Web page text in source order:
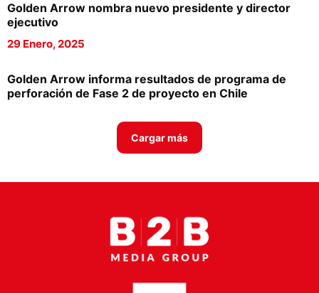
Designaciones
Calendario de Eventos
Revistas Digital
Siguenos
Golden Arrow nombra nuevo presidente y director
ejecutivo
29 Enero, 2025
Golden Arrow informa resultados de programa de
perforación de Fase 2 de proyecto en Chile
Cargar más